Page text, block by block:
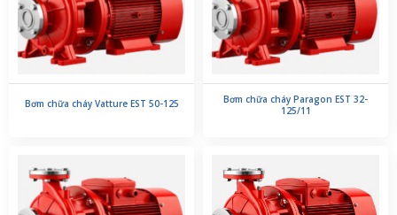
Bơm chữa cháy Vatture EST 50-125
Bơm chữa cháy Paragon EST 32-
125/11